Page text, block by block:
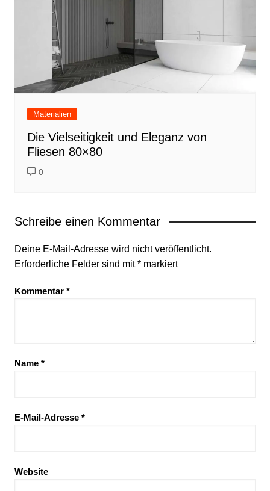
Materialien
Die Vielseitigkeit und Eleganz von
Fliesen 80×80
0
Schreibe einen Kommentar
Deine E-Mail-Adresse wird nicht veröffentlicht.
Erforderliche Felder sind mit*markiert
Kommentar *
Name *
E-Mail-Adresse *
Website